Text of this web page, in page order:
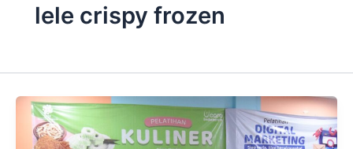
lele crispy frozen